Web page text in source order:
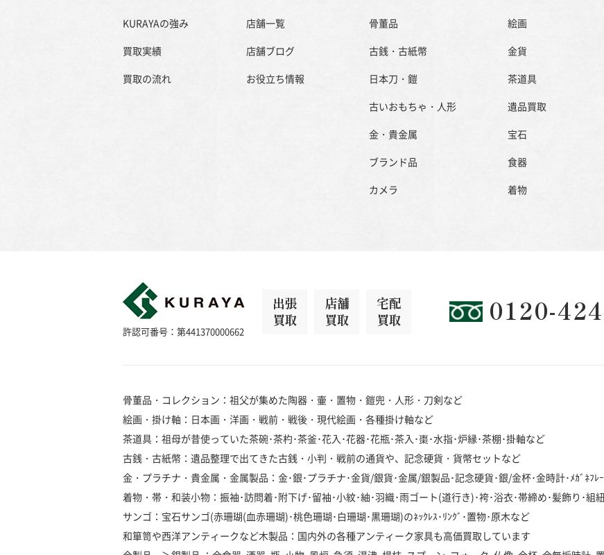
KURAYAの強み
買取実績
買取の流れ
店舗一覧
店舗ブログ
お役立ち情報
骨董品 絵画
古銭・古紙幣
金貨
日本刀・鎧
茶道具
古いおもちゃ・人形
遺品買取
金・貴金属
宝石
ブランド品
食器
カメラ
着物
許認可番号：第441370000662
出張
買取
店舗
買取
宅配
買取
0120-
骨董品・コレクション：祖父が集めた陶器・壷・置物・鎧兜・人形・刀剣など
絵画・掛け軸：日本画・洋画・戦前・戦後・現代絵画・各種掛け軸など
茶道具：祖母が昔使っていた茶碗･茶杓･茶釜･花入･花器･花瓶･茶入･棗･水指･炉縁･茶棚･掛軸など
古銭・古紙幣：遺品整理で出てきた古銭・小判・戦前の通貨や、記念硬貨・貨幣セットなど
金・プラチナ・貴金属・金属製品：金･銀･プラチナ･金貨/銀貨･金属/銀製品･記念硬貨･銀/金杯･金時計･ﾒｶﾞﾈﾌ
着物・帯・和装小物：振袖･訪問着･附下げ･留袖･小紋･紬･羽織･雨ゴート(道行き)･袴･浴衣･帯締め･髪飾り･組
サンゴ：宝石サンゴ(赤珊瑚(血赤珊瑚)･桃色珊瑚･白珊瑚･黒珊瑚)のﾈｯｸﾚｽ･ﾘﾝｸﾞ･置物･原木など
和箪笥や西洋アンティークなど木製品：国内外の各種アンティーク家具も高価買取しています